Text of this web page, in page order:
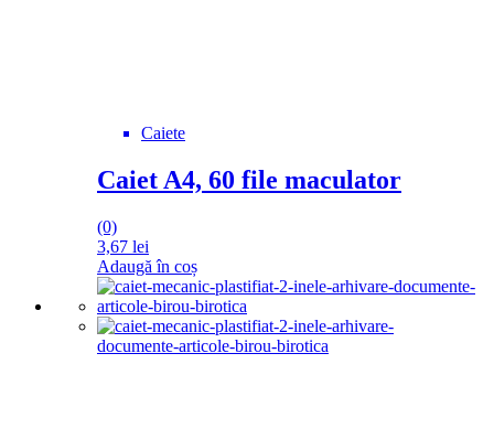
Caiete
Caiet A4, 60 file maculator
(0)
3,67 lei
Adaugă în coș